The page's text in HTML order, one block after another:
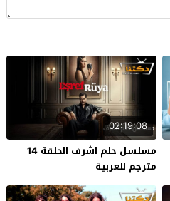
02:19:08
مسلسل حلم اشرف الحلقة 14
مترجم للعربية